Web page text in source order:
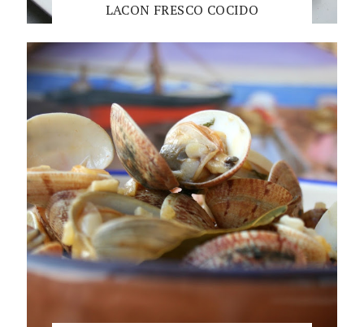
LACON FRESCO COCIDO